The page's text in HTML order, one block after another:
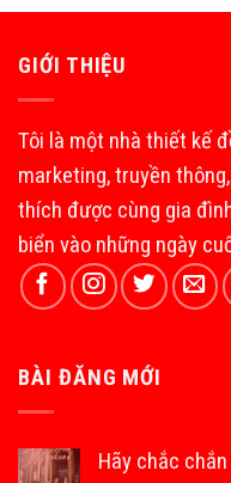
GIỚI THIỆU
Tôi là một nhà thiết kế
marketing, truyền
thích được cùng gia
biển vào những ngày
BÀI ĐĂNG MỚI
Hãy chắc